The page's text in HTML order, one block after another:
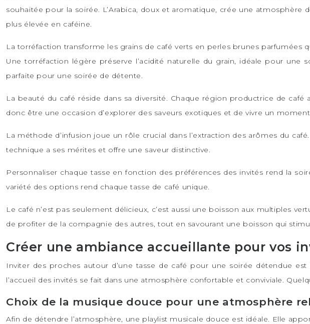
souhaitée pour la soirée. L’Arabica, doux et aromatique, crée une
plus élevée en caféine.
La torréfaction transforme les grains de café verts en perles brunes
Une torréfaction légère préserve l’acidité naturelle du grain, idéale pour une
parfaite pour une soirée de détente.
La beauté du café réside dans sa diversité. Chaque région productrice de
donc être une occasion d’explorer des saveurs exotiques et de vivre un
La méthode d’infusion joue un rôle crucial dans l’extraction des arômes du
technique a ses mérites et offre une saveur distinctive.
Personnaliser chaque tasse en fonction des préférences des invités rend la
variété des options rend chaque tasse de café unique.
Le café n’est pas seulement délicieux, c’est aussi une boisson aux multiples
de profiter de la compagnie des autres, tout en savourant une boisson qui
Créer une ambiance accueillante pour vos
Inviter des proches autour d’une tasse de café pour une soirée détendue
l’accueil des invités se fait dans une atmosphère confortable et conviviale.
Choix de la musique douce pour une atmosphère
Afin de détendre l’atmosphère, une playlist musicale douce est idéale. Elle